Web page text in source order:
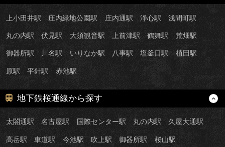
上小田井駅 庄内緑地公園駅 庄内通駅 浄心駅 浅間町駅
丸の内駅 伏見駅 大須観音駅 上前津駅 鶴舞駅 荒畑駅
御器所駅 川名駅 いりなか駅 八事駅 塩釜口駅 植田駅
原駅 平針駅 赤池駅
地下鉄桜通線から探す
太閤通駅 名古屋駅 国際センター駅 丸の内駅 久屋大通駅
高岳駅 車道駅 今池駅 吹上駅 御器所駅 桜山駅